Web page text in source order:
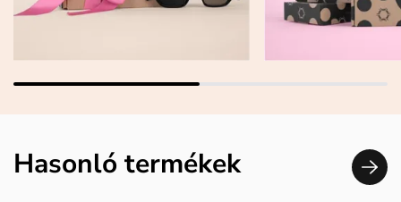
Hasonló termékek